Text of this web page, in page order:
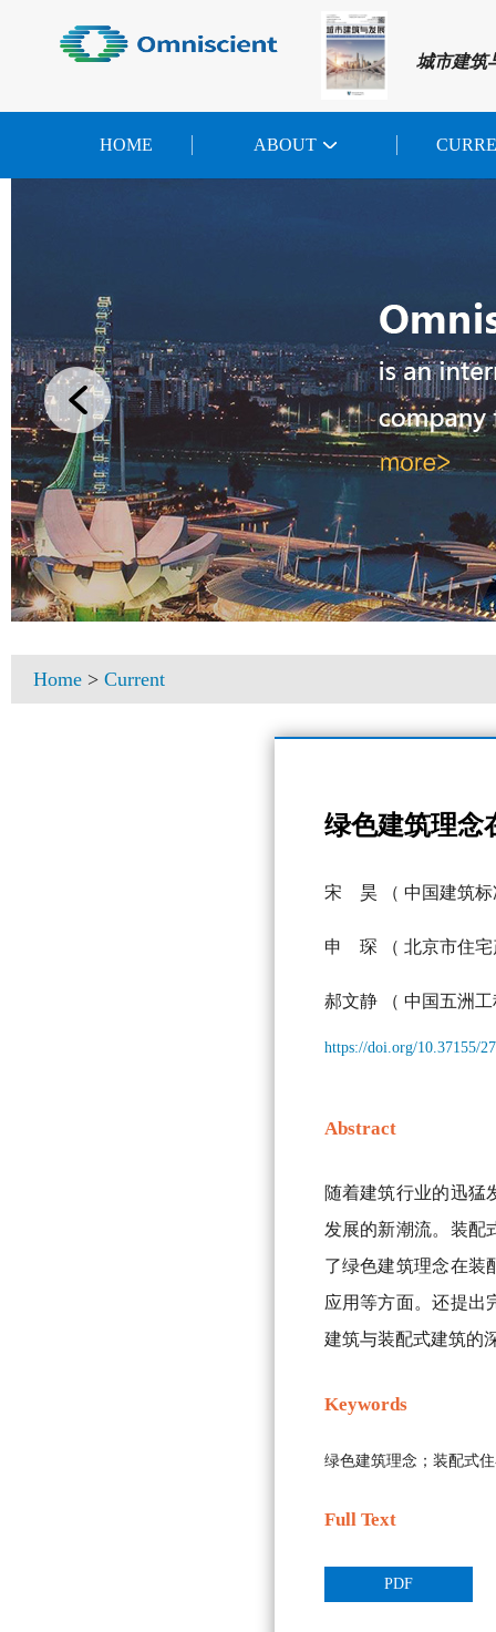
城市建筑
HOME ABOUT
Home > Current
绿色建筑理念
宋 昊 （ 中国建筑
申 琛 （ 北京市住
郝文静 （ 中国五洲
https://doi.org/10.37155/
Abstract
随着建筑行业的迅猛
发展的新潮流。装配
了绿色建筑理念在装
应用等方面。还提出
建筑与装配式建筑的
Keywords
绿色建筑理念；装配式
Full Text
PDF